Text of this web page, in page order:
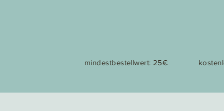
mindestbestellwert: 25€